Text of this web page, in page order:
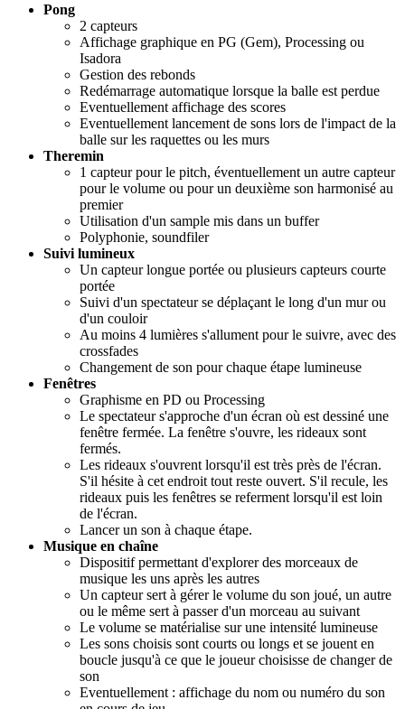
Pong
2 capteurs
Affichage graphique en PG (Gem), Processing ou
Isadora
Gestion des rebonds
Redémarrage automatique lorsque la balle est perdue
Eventuellement affichage des scores
Eventuellement lancement de sons lors de l'impact de la
balle sur les raquettes ou les murs
Theremin
1 capteur pour le pitch, éventuellement un autre capteur
pour le volume ou pour un deuxième son harmonisé au
premier
Utilisation d'un sample mis dans un buffer
Polyphonie, soundfiler
Suivi lumineux
Un capteur longue portée ou plusieurs capteurs courte
portée
Suivi d'un spectateur se déplaçant le long d'un mur ou
d'un couloir
Au moins 4 lumières s'allument pour le suivre, avec des
crossfades
Changement de son pour chaque étape lumineuse
Fenêtres
Graphisme en PD ou Processing
Le spectateur s'approche d'un écran où est dessiné une
fenêtre fermée. La fenêtre s'ouvre, les rideaux sont
fermés.
Les rideaux s'ouvrent lorsqu'il est très près de l'écran.
S'il hésite à cet endroit tout reste ouvert. S'il recule, les
rideaux puis les fenêtres se referment lorsqu'il est loin
de l'écran.
Lancer un son à chaque étape.
Musique en chaîne
Dispositif permettant d'explorer des morceaux de
musique les uns après les autres
Un capteur sert à gérer le volume du son joué, un autre
ou le même sert à passer d'un morceau au suivant
Le volume se matérialise sur une intensité lumineuse
Les sons choisis sont courts ou longs et se jouent en
boucle jusqu'à ce que le joueur choisisse de changer de
son
Eventuellement : affichage du nom ou numéro du son